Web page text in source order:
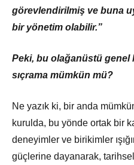
görevlendirilmiş ve buna
bir yönetim olabilir.”
Peki, bu olağanüstü
sıçrama mümkün mü?
Ne yazık ki, bir anda
kurulda, bu yönde ortak bir
deneyimler ve birikimler
güçlerine dayanarak,